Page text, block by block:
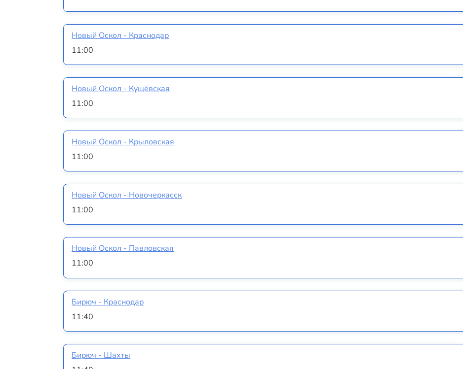
Новый Оскол - Краснодар
11:00
Новый Оскол - Кущёвская
11:00
Новый Оскол - Крыловская
11:00
Новый Оскол - Новочеркасск
11:00
Новый Оскол - Павловская
11:00
Бирюч - Краснодар
11:40
Бирюч - Шахты